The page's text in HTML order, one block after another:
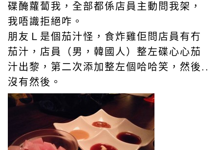
碟醃蘿蔔我，全部都係店員主動問我架，
我唔識拒絕咋。
朋友Ｌ是個茄汁怪，食炸雞佢問店員有冇
茄汁，店員（男，韓國人）整左碟心心茄
汁出黎，第二次添加整左個哈哈笑，然後..
沒有然後。